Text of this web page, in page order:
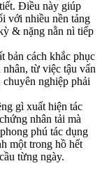
Điều này giúp
với nhiều nền tảng
& nặng nằn nì tiếp
bản cách khắc phục
từ việc tậu vấn
nghiệp phải
gì xuất hiện tác
nhân tải mà
phú tác dụng
một trong hồ hết
từng ngày.